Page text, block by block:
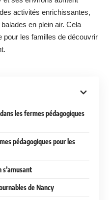
activités enrichissantes,
en plein air. Cela
pour les familles de découvrir
les fermes pédagogiques
pédagogiques pour les
s’amusant
de Nancy